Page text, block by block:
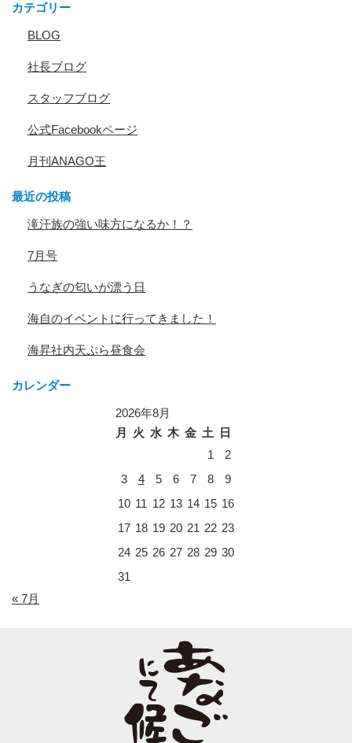
カテゴリー
BLOG
社長ブログ
スタッフブログ
公式Facebookページ
月刊ANAGO王
最近の投稿
滝汗族の強い味方になるか！？
7月号
うなぎの匂いが漂う日
海自のイベントに行ってきました！
海昇社内天ぷら昼食会
カレンダー
2026年8月
月
火 水 木 金 土
日
1
2
3
4 5 6 7 8
9
10 11 12 13 14 15 16
17 18 19 20 21 22 23
24 25 26 27 28 29 30
31
« 7月